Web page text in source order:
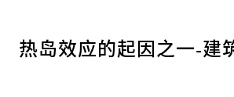
热岛效应的起因之一-建